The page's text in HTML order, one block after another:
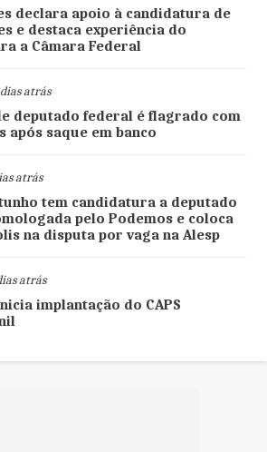
declara apoio à candidatura de
e destaca experiência do
a Câmara Federal
atrás
deputado federal é flagrado com
após saque em banco
atrás
tem candidatura a deputado
pelo Podemos e coloca
na disputa por vaga na Alesp
atrás
implantação do CAPS